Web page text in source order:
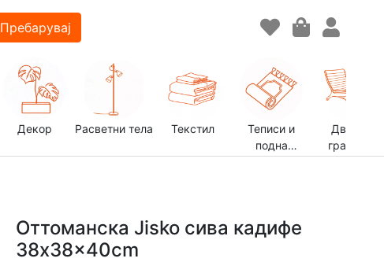
Пребарувај
Декор Расветни тела Текстил
Теписи и
подна
Двор и
градина
Оттоманска Jisko сива кадифе
38x38x40cm